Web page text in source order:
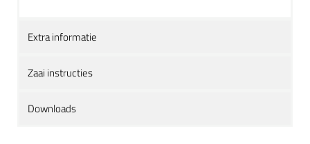
Extra informatie
Zaai instructies
Downloads